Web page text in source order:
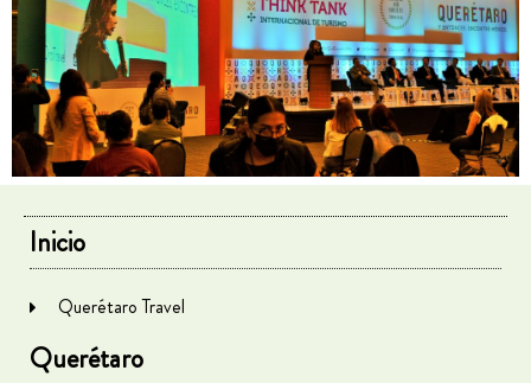
Inicio
Querétaro Travel
Querétaro